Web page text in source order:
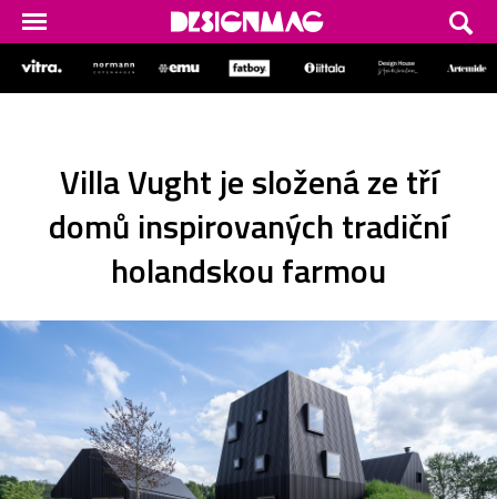
Villa Vught je složená ze tří
domů inspirovaných tradiční
holandskou farmou